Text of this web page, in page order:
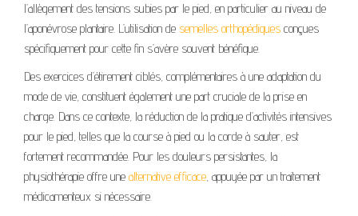
l’allègement des tensions subies par le pied, en particulier au niveau de
l’aponévrose plantaire. L’utilisation de semelles orthopédiques conçues
spécifiquement pour cette fin s’avère souvent bénéfique.
Des exercices d’étirement ciblés, complémentaires à une adaptation du
mode de vie, constituent également une part cruciale de la prise en
charge. Dans ce contexte, la réduction de la pratique d’activités intensives
pour le pied, telles que la course à pied ou la corde à sauter, est
fortement recommandée. Pour les douleurs persistantes, la
physiothérapie offre une alternative efficace, appuyée par un traitement
médicamenteux si nécessaire.